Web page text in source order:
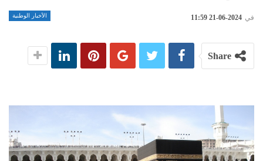
الأخبار الوطنية في 2024-06-21 11:59
Share